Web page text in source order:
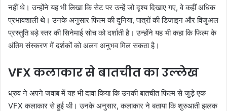
नहीं थे। उन्होंने यह भी लिखा कि सेट पर उन्हें जो दृश्य दिखाए गए, वे कहीं अधिक
प्रभावशाली थे। उनके अनुसार फिल्म की दुनिया, पात्रों की डिजाइन और विजुअल
प्रस्तुति बड़े स्तर की सिनेमाई सोच को दर्शाती है। उन्होंने यह भी कहा कि फिल्म के
अंतिम संस्करण में दर्शकों को अलग अनुभव मिल सकता है।
VFX कलाकार से बातचीत का उल्लेख
ध्रुव ने अपने जवाब में यह भी दावा किया कि उनकी बातचीत फिल्म से जुड़े एक
VFX कलाकार से हुई थी। उनके अनुसार, कलाकार ने बताया कि शुरुआती झलक